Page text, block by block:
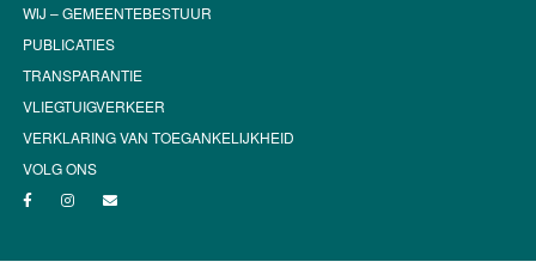
WIJ – GEMEENTEBESTUUR
PUBLICATIES
TRANSPARANTIE
VLIEGTUIGVERKEER
VERKLARING VAN TOEGANKELIJKHEID
VOLG ONS